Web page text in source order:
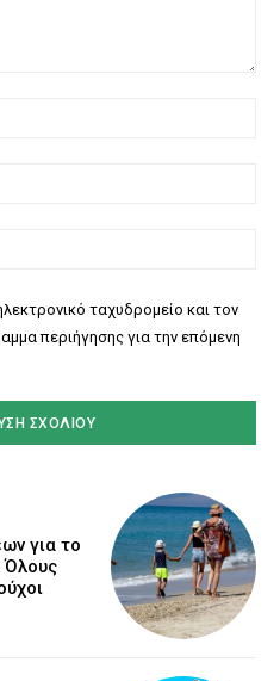
ταχυδρομείο και τον
περιήγησης για την επόμενη
για το
Όλους